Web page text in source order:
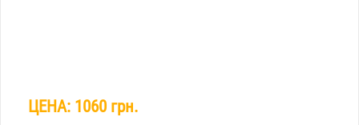
ЦЕНА: 1060 грн.